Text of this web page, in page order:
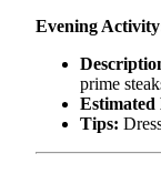
Evening
prime
Tips: